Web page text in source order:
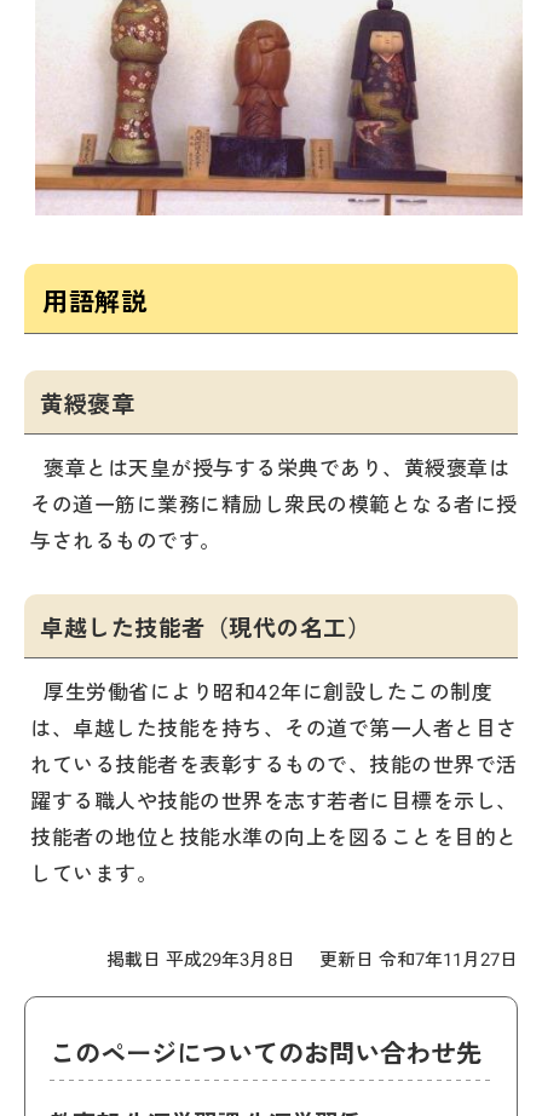
用語解説
黄綬褒章
褒章とは天皇が授与する栄典であり、黄綬褒章は
その道一筋に業務に精励し衆民の模範となる者に授
与されるものです。
卓越した技能者（現代の名工）
厚生労働省により昭和42年に創設したこの制度
は、卓越した技能を持ち、その道で第一人者と目さ
れている技能者を表彰するもので、技能の世界で活
躍する職人や技能の世界を志す若者に目標を示し、
技能者の地位と技能水準の向上を図ることを目的と
しています。
掲載日 平成29年3月8日 更新日 令和7年11月27日
このページについてのお問い合わせ先